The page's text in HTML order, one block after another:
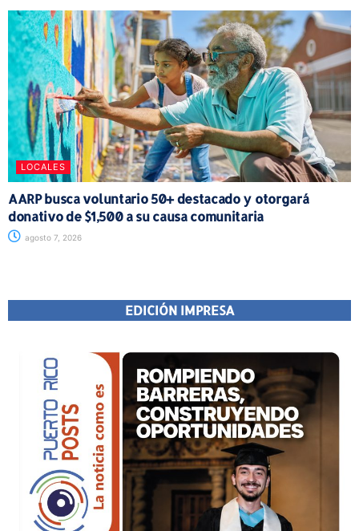
LOCALES
AARP busca voluntario 50+ destacado y otorgará
donativo de $1,500 a su causa comunitaria
agosto 7, 2026
EDICIÓN IMPRESA